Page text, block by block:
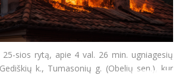
25-sios rytą, apie 4 val. 26 min. ugniagesių
k., Tumasonių g. (Obelių sen.), kur